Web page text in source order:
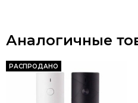
Аналогичные
РАСПРОДАНО